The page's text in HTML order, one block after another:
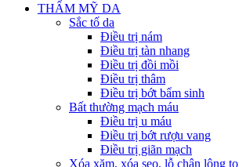
THẨM MỸ DA
Sắc tố da
Điều trị nám
Điều trị tàn nhang
Điều trị đồi mồi
Điều trị thâm
Điều trị bớt bẩm sinh
Bất thường mạch máu
Điều trị u máu
Điều trị bớt rượu vang
Điều trị giãn mạch
Xóa xăm, xóa sẹo, lỗ chân lông to